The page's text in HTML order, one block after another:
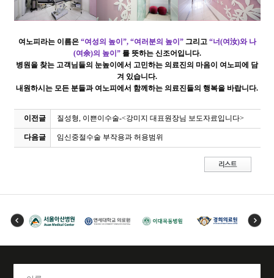
여노피라는 이름은 “여성의 높이”, “여러분의 높이” 그리고 “너(여汝)와 나
(여余)의 높이” 를 뜻하는 신조어입니다.
병원을 찾는 고객님들의 눈높이에서 고민하는 의료진의 마음이 여노피에 담
겨 있습니다.
내원하시는 모든 분들과 여노피에서 함께하는 의료진들의 행복을 바랍니다.
이전글 질성형, 이쁜이수술-<강미지 대표원장님 보도자료입니다>
다음글 임신중절수술 부작용과 허용범위